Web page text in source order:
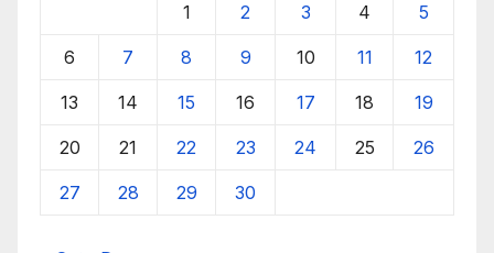
1 2 3 4 5
6 7 8 9 10 11 12
13 14 15 16 17 18 19
20 21 22 23 24 25 26
27 28 29 30